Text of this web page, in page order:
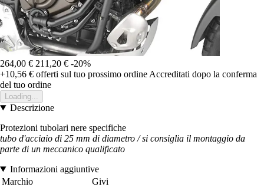
264,00 € 211,20 € -20%
+10,56 € offerti sul tuo prossimo ordine Accreditati dopo la conferma
del tuo ordine
Loading...
Descrizione
Protezioni tubolari nere specifiche
tubo d'acciaio di 25 mm di diametro / si consiglia il montaggio da
parte di un meccanico qualificato
Informazioni aggiuntive
Marchio
Givi